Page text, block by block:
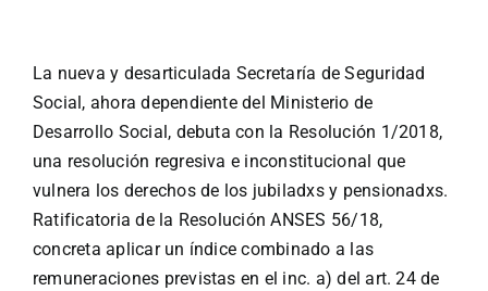
La nueva y desarticulada Secretaría de Seguridad
Social, ahora dependiente del Ministerio de
Desarrollo Social, debuta con la Resolución 1/2018,
una resolución regresiva e inconstitucional que
vulnera los derechos de los jubiladxs y pensionadxs.
Ratificatoria de la Resolución ANSES 56/18,
concreta aplicar un índice combinado a las
remuneraciones previstas en el inc. a) del art. 24 de